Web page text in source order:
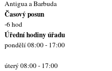
Antigua a Barbuda
Časový posun
-6 hod
Úřední hodiny úřadu
pondělí 08:00 - 17:00
úterý 08:00 - 17:00